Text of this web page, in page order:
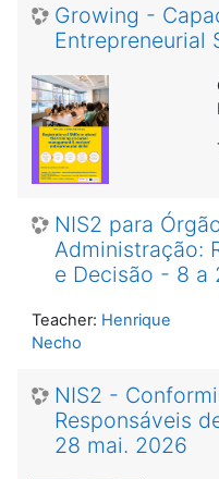
Growing -
Entrepreneurial
NIS2 para
Administração:
e Decisão - 8 a
Teacher: Henrique
Necho
NIS2 -
Responsáveis
28 mai. 2026